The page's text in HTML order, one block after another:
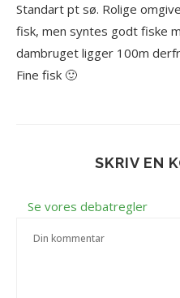
Standart pt sø. Rolige
fisk, men syntes godt fiske
dambruget ligger 100m
Fine fisk 🙂
SKRIV EN
Se vores debatregler